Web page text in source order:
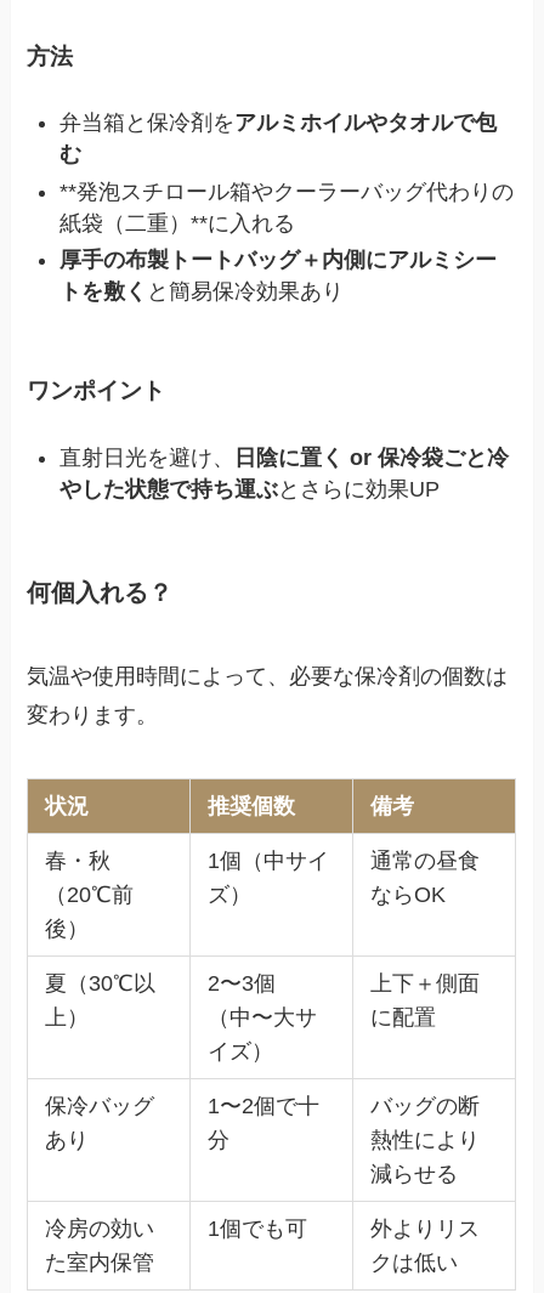
方法
弁当箱と保冷剤をアルミホイルやタオルで包
む
**発泡スチロール箱やクーラーバッグ代わりの
紙袋（二重）**に入れる
厚手の布製トートバッグ＋内側にアルミシー
トを敷く と簡易保冷効果あり
ワンポイント
直射日光を避け、
日陰に置く or 保冷袋ごと冷
やした状態で持ち運ぶとさらに効果UP
何個入れる？
気温や使用時間によって、必要な保冷剤の個数は
変わります。
状況 推奨個数 備考
春・秋
（20℃前
後）
1個（中サイ
ズ）
通常の昼食
ならOK
夏（30℃以
上）
2〜3個
（中〜大サ
イズ）
上下＋側面
に配置
保冷バッグ
あり
1〜2個で十
分
バッグの断
熱性により
減らせる
冷房の効い
た室内保管
1個でも可
外よりリス
クは低い